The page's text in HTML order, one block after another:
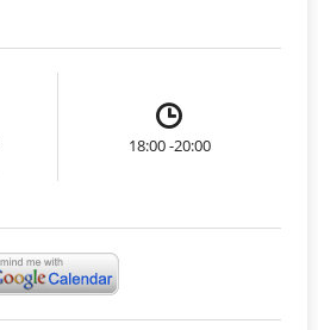
18:00 -20:00